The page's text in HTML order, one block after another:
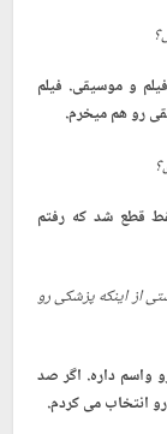
و موسیقی. فیلم
رو هم میخرم.
قطع شد که رفتم
از اینکه پزشکی رو
داره. اگر صد
انتخاب می کردم.